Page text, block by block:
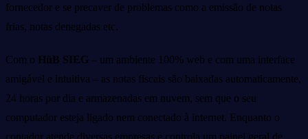
fornecedor e se precaver de problemas como a emissão de notas
frias, notas denegadas etc.
Com o HüB SIEG – um ambiente 100% web e com uma interface
amigável e intuitiva – as notas fiscais são baixadas automaticamente,
24 horas por dia e armazenadas em nuvem, sem que o seu
computador esteja ligado nem conectado à internet. Enquanto o
contador atende diversas empresas e controla um painel geral de